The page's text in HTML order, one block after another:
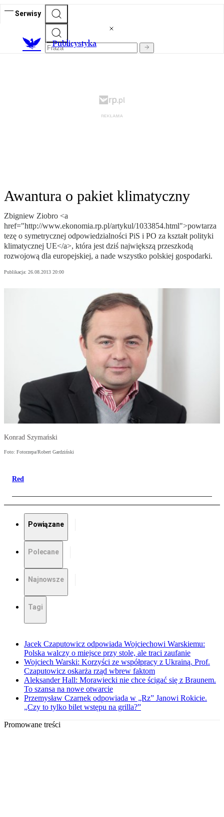
Serwisy
Publicystyka
Awantura o pakiet klimatyczny
Zbigniew Ziobro <a
href="http://www.ekonomia.rp.pl/artykul/1033854.html">powtarza
tezę o symetrycznej odpowiedzialności PiS i PO za kształt polityki
klimatycznej UE</a>, która jest dziś największą przeszkodą
rozwojową dla europejskiej, a nade wszystko polskiej gospodarki.
Publikacja: 26.08.2013 20:00
Konrad Szymański
Foto: Fotorzepa/Robert Gardziński
Red
Powiązane
Polecane
Najnowsze
Tagi
Jacek Czaputowicz odpowiada Wojciechowi Warskiemu:
Polska walczy o miejsce przy stole, ale traci zaufanie
Wojciech Warski: Korzyści ze współpracy z Ukrainą. Prof.
Czaputowicz oskarża rząd wbrew faktom
Aleksander Hall: Morawiecki nie chce ścigać się z Braunem.
To szansa na nowe otwarcie
Przemysław Czarnek odpowiada w „Rz” Janowi Rokicie.
„Czy to tylko bilet wstępu na grilla?”
Promowane treści